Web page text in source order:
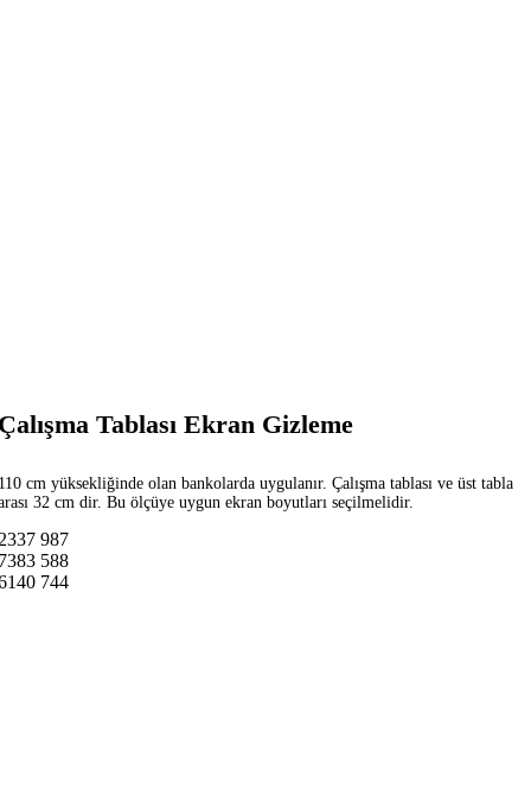
Tablası Ekran Gizleme
cm yüksekliğinde olan bankolarda uygulanır. Çalışma tablası ve üst tabla
32 cm dir. Bu ölçüye uygun ekran boyutları seçilmelidir.
987
588
744